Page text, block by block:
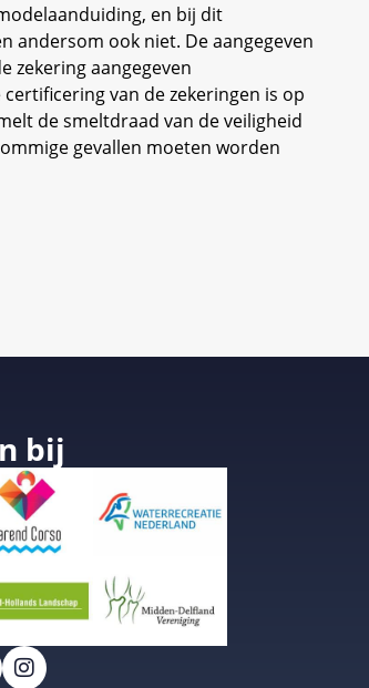
en bij dit
andersom ook niet. De aangegeven
zekering aangegeven
van de zekeringen is op
de smeltdraad van de veiligheid
gevallen moeten worden
bij